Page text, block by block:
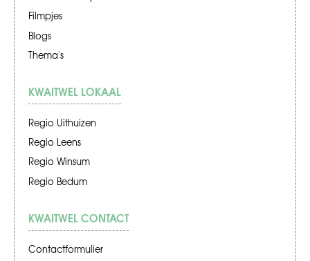
Filmpjes
Blogs
Thema's
KWAITWEL LOKAAL
Regio Uithuizen
Regio Leens
Regio Winsum
Regio Bedum
KWAITWEL CONTACT
Contactformulier